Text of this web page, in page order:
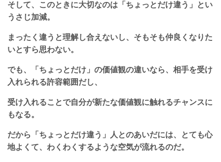
そして、このときに大切なのは「ちょっとだけ違う」とい
うさじ加減。
まったく違うと理解し合えないし、そもそも仲良くなりた
いとすら思わない。
でも、「ちょっとだけ」の価値観の違いなら、相手を受け
入れられる許容範囲だし、
受け入れることで自分が新たな価値観に触れるチャンスに
もなる。
だから「ちょっとだけ違う」人とのあいだには、とても心
地よくて、わくわくするような空気が流れるのだ。